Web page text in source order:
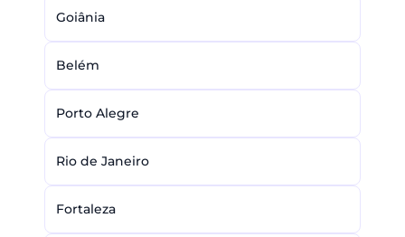
Goiânia
Belém
Porto Alegre
Rio de Janeiro
Fortaleza